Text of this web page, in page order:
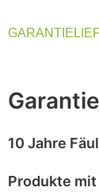
GARANTIE
10 Jahre
Produkte mit